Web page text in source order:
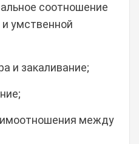
соотношение
умственной
и закаливание;
между